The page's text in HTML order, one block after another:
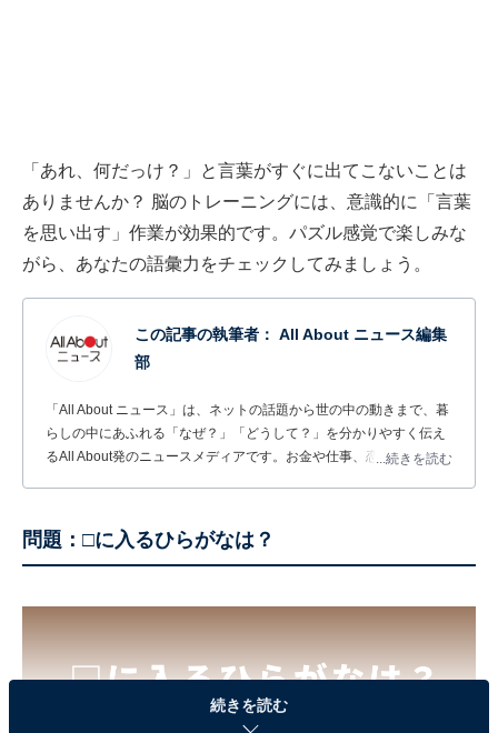
「あれ、何だっけ？」と言葉がすぐに出てこないことは
ありませんか？ 脳のトレーニングには、意識的に「言葉
を思い出す」作業が効果的です。パズル感覚で楽しみな
がら、あなたの語彙力をチェックしてみましょう。
この記事の執筆者： All About ニュース編集
部
「All About ニュース」は、ネットの話題から世の中の動きまで、暮
らしの中にあふれる「なぜ？」「どうして？」を分かりやすく伝え
るAll About発のニュースメディアです。お金や仕事、恋愛、ITに関
...続きを読む
問題：□に入るひらがなは？
続きを読む